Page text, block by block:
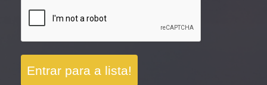
Entrar para a lista!